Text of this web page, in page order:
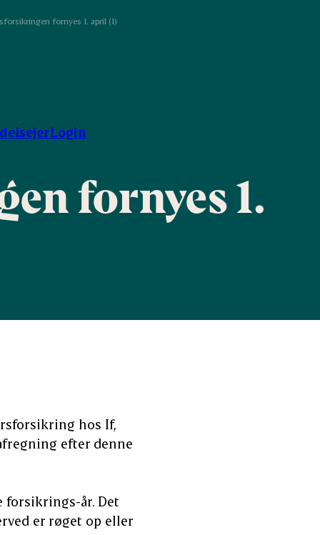
fornyes 1. april (1)
Login
fornyes 1.
hos If,
efter denne
forsikrings-år. Det
er røget op eller